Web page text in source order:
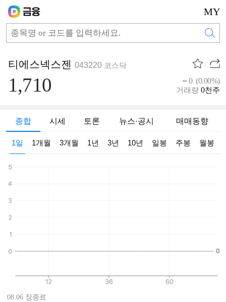
MY
티에스넥스젠 043220 코스닥
1,710 0 (0.00%)
거래량 0천주
종합 시세 토론 뉴스·공시 매매동향
1일 1개월 3개월 1년 3년 10년 일봉 주봉 월봉
08.06 장종료